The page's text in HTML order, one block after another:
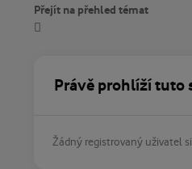
Přejít na přehled témat
Právě prohlíží tuto
Žádný registrovaný uživatel